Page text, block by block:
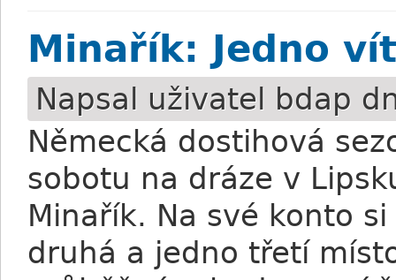
Minařík: Jedno
Napsal uživatel bdap
Německá dostihová
sobotu na dráze v
Minařík. Na své konto
druhá a jedno třetí